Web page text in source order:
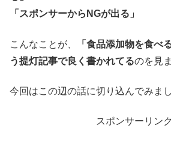
「スポンサーからNGが出る」
こんなことが、
「食品添加物を食べ
う提灯記事で良く書かれてるのを見
今回はこの辺の話に切り込んでみまし
スポンサーリンク